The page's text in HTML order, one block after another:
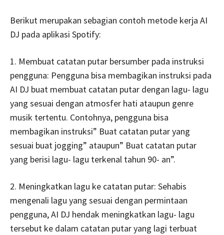
Berikut merupakan sebagian contoh metode kerja AI
DJ pada aplikasi Spotify:
1. Membuat catatan putar bersumber pada instruksi
pengguna: Pengguna bisa membagikan instruksi pada
AI DJ buat membuat catatan putar dengan lagu- lagu
yang sesuai dengan atmosfer hati ataupun genre
musik tertentu. Contohnya, pengguna bisa
membagikan instruksi” Buat catatan putar yang
sesuai buat jogging” ataupun” Buat catatan putar
yang berisi lagu- lagu terkenal tahun 90- an”.
2. Meningkatkan lagu ke catatan putar: Sehabis
mengenali lagu yang sesuai dengan permintaan
pengguna, AI DJ hendak meningkatkan lagu- lagu
tersebut ke dalam catatan putar yang lagi terbuat